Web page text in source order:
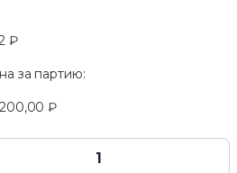
₽
за партию:
₽